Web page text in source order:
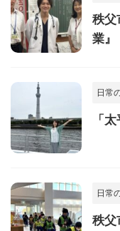
秩父
業』
日常
「
日常
秩父